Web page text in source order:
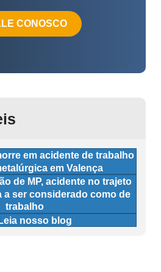
CONOSCO
em acidente de trabalho
em Valença
de MP, acidente no trajeto
a ser considerado como de
trabalho
Leia nosso blog